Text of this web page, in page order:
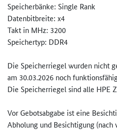
Speicherbänke: Single Rank
Datenbitbreite: x4
Takt in MHz: 3200
Speichertyp: DDR4
Die Speicherriegel wurden nicht
am 30.03.2026 noch
Die Speicherriegel sind alle HPE
Vor Gebotsabgabe ist eine
Abholung und Besichtigung (nach